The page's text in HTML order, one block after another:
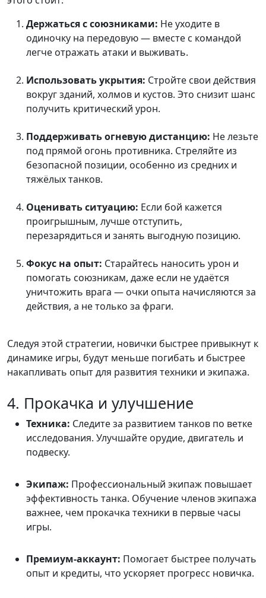
Держаться с союзниками: Не уходите в
одиночку на передовую — вместе с командой
легче отражать атаки и выживать.
Использовать укрытия: Стройте свои действия
вокруг зданий, холмов и кустов. Это снизит шанс
получить критический урон.
Поддерживать огневую дистанцию: Не лезьте
под прямой огонь противника. Стреляйте из
безопасной позиции, особенно из средних и
тяжёлых танков.
Оценивать ситуацию: Если бой кажется
проигрышным, лучше отступить,
перезарядиться и занять выгодную позицию.
Фокус на опыт: Старайтесь наносить урон и
помогать союзникам, даже если не удаётся
уничтожить врага — очки опыта начисляются за
действия, а не только за фраги.
Следуя этой стратегии, новички быстрее привыкнут к
динамике игры, будут меньше погибать и быстрее
накапливать опыт для развития техники и экипажа.
4. Прокачка и улучшение
Техника: Следите за развитием танков по ветке
исследования. Улучшайте орудие, двигатель и
подвеску.
Экипаж: Профессиональный экипаж повышает
эффективность танка. Обучение членов экипажа
важнее, чем прокачка техники в первые часы
игры.
Премиум-аккаунт: Помогает быстрее получать
опыт и кредиты, что ускоряет прогресс новичка.